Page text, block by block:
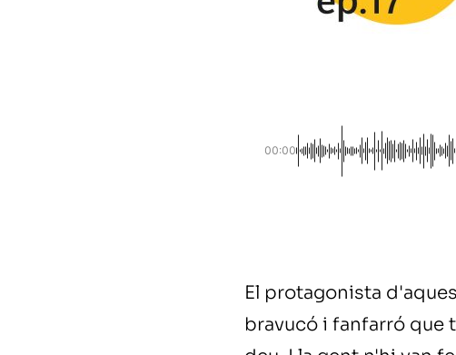
00:00
El protagonista
bravucó i fanfarró que